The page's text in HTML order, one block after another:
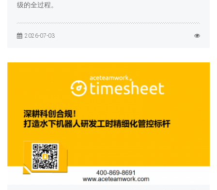
级的全过程。
2026-07-03